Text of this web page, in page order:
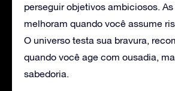
perseguir objetivos ambiciosos.
melhoram quando você assume
O universo testa sua bravura,
quando você age com ousadia,
sabedoria.